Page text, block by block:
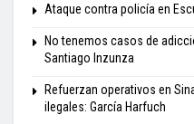
Ataque contra policía en
No tenemos casos de
Santiago Inzunza
Refuerzan operativos en
ilegales: García Harfuch